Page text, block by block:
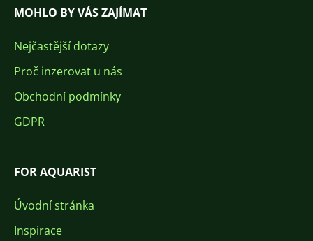
MOHLO BY VÁS ZAJÍMAT
Nejčastější dotazy
Proč inzerovat u nás
Obchodní podmínky
GDPR
FOR AQUARIST
Úvodní stránka
Inspirace